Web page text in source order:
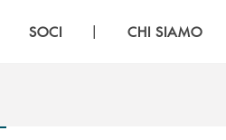
SOCI | CHI SIAMO